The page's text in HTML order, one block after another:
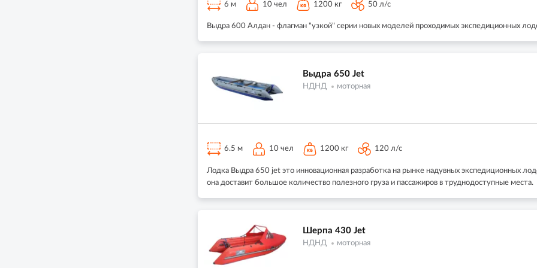
6 м 10 чел 1200 кг 50 л/с
Выдра 600 Алдан - флагман "узкой" серии новых моделей проходимых экспедиционных
Выдра 650 Jet
НДНД моторная
6.5 м 10 чел 1200 кг 120 л/с
Лодка Выдра 650 jet это инновационная разработка на рынке надувных экспедиционных
она доставит большое количество полезного груза и пассажиров в труднодоступные места.
Шерпа 430 Jet
НДНД моторная